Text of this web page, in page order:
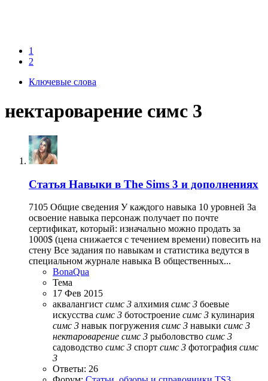
1
2
Ключевые слова
нектароварение симс 3
Статья Навыки в The Sims 3 и дополнениях
7105 Общие сведения У каждого навыка 10 уровней За
освоение навыка персонаж получает по почте
сертификат, который: изначально можно продать за
1000$ (цена снижается с течением времени) повесить на
стену Все задания по навыкам и статистика ведутся в
специальном журнале навыка В общественных...
BonaQua
Тема
17 Фев 2015
аквалангист симс 3 алхимия симс 3 боевые
искусства симс 3 ботостроение симс 3 кулинария
симс 3 навык погружения симс 3 навыки симс 3
нектароварение симс 3 рыболовство симс 3
садоводство симс 3 спорт симс 3 фотография симс
3
Ответы: 26